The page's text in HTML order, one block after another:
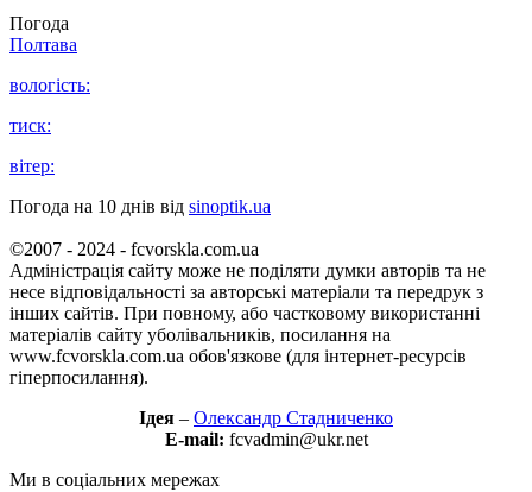
Погода
Полтава
вологість:
тиск:
вітер:
Погода на 10 днів від sinoptik.ua
©2007 - 2024 - fcvorskla.com.ua
Адміністрація сайту може не поділяти думки авторів та не
несе відповідальності за авторські матеріали та передрук з
інших сайтів. При повному, або частковому використанні
матеріалів сайту уболівальників, посилання на
www.fcvorskla.com.ua обов'язкове (для інтернет-ресурсів
гіперпосилання).
Ідея – Олександр Стадниченко
E-mail: fcvadmin@ukr.net
Ми в соціальних мережах